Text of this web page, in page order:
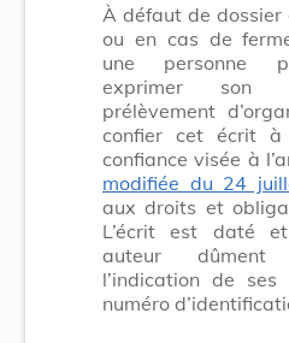
À défaut de
ou en cas de
une personne
exprimer son
prélèvement
confier cet écrit à
confiance visée à
modifiée du 24
aux droits et
L’écrit est daté
auteur
l’indication de
numéro